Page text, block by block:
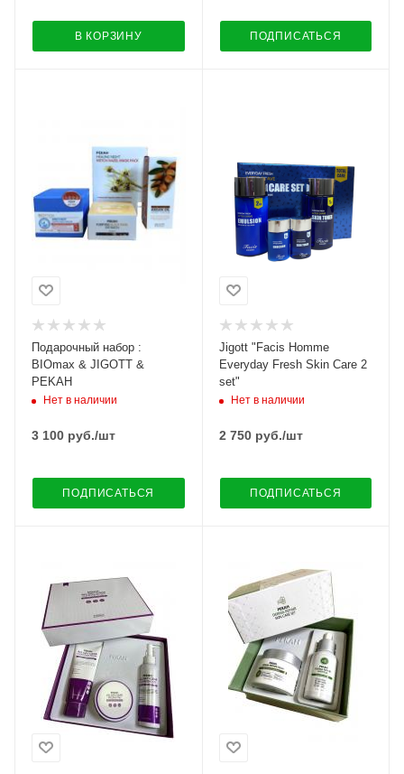
В КОРЗИНУ ПОДПИСАТЬСЯ
Подарочный набор :
BIOmax & JIGOTT &
PEKAH
Нет в наличии
3 100 руб./шт
ПОДПИСАТЬСЯ
Jigott "Facis Homme
Everyday Fresh Skin Care 2
set"
Нет в наличии
2 750руб./шт
ПОДПИСАТЬСЯ